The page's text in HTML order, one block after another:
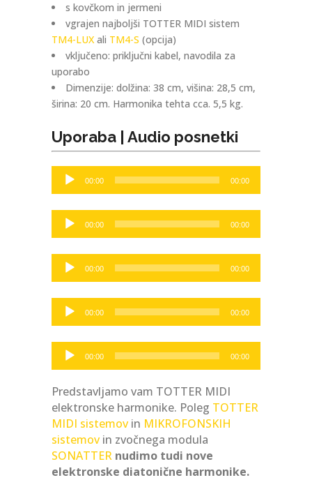
s kovčkom in jermeni
vgrajen najboljši TOTTER MIDI sistem
TM4-LUXali TM4-S (opcija)
vključeno: priključni kabel, navodila za
uporabo
Dimenzije: dolžina: 38 cm, višina: 28,5 cm,
širina: 20 cm. Harmonika tehta cca. 5,5 kg.
Uporaba | Audio posnetki
Zvokovni
predvajalnik
00:00 00:00
Zvokovni
predvajalnik
00:00 00:00
Zvokovni
predvajalnik
00:00 00:00
Zvokovni
predvajalnik
00:00 00:00
Zvokovni
predvajalnik
00:00 00:00
Predstavljamo vam TOTTER MIDI
elektronske harmonike. Poleg TOTTER
MIDI sistemovin MIKROFONSKIH
sistemovin zvočnega modula
SONATTER nudimo tudi nove
elektronske diatonične harmonike.